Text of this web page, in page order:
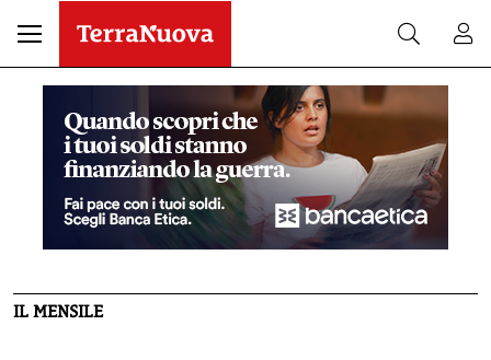
IL MENSILE